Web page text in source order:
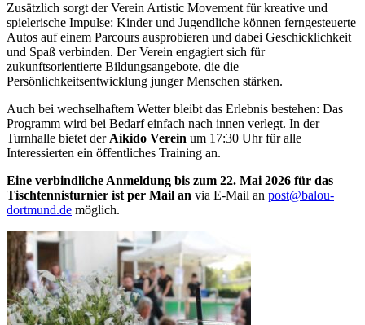
Zusätzlich sorgt der Verein Artistic Movement für kreative und
spielerische Impulse: Kinder und Jugendliche können ferngesteuerte
Autos auf einem Parcours ausprobieren und dabei Geschicklichkeit
und Spaß verbinden. Der Verein engagiert sich für
zukunftsorientierte Bildungsangebote, die die
Persönlichkeitsentwicklung junger Menschen stärken.
Auch bei wechselhaftem Wetter bleibt das Erlebnis bestehen: Das
Programm wird bei Bedarf einfach nach innen verlegt. In der
Turnhalle bietet derAikido Verein um 17:30 Uhr für alle
Interessierten ein öffentliches Training an.
Eine verbindliche Anmeldung bis zum 22. Mai 2026 für das
Tischtennisturnier ist per Mail an via E-Mail an post@balou-
dortmund.de möglich.